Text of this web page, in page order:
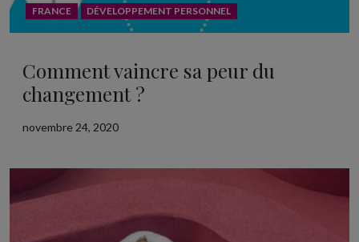
FRANCE DÉVELOPPEMENT PERSONNEL
Comment vaincre sa peur du
changement ?
novembre 24, 2020